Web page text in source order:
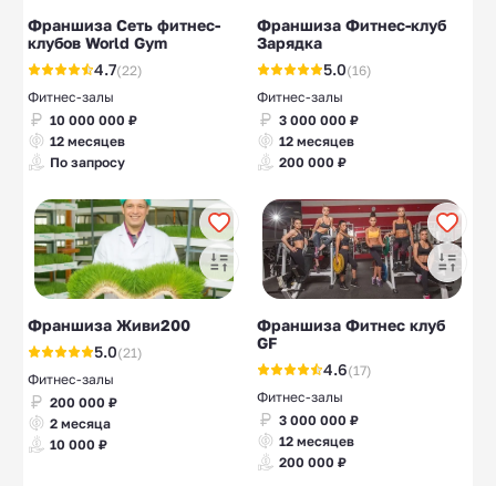
Франшиза Сеть фитнес-
клубов World Gym
4.7(22)
Фитнес-залы
10 000 000 ₽
12 месяцев
По запросу
Франшиза Фитнес-клуб
Зарядка
5.0(16)
Фитнес-залы
3 000 000 ₽
12 месяцев
200 000 ₽
Франшиза Живи200
5.0(21)
Фитнес-залы
200 000 ₽
2 месяца
10 000 ₽
Франшиза Фитнес клуб
GF
4.6(17)
Фитнес-залы
3 000 000 ₽
12 месяцев
200 000 ₽